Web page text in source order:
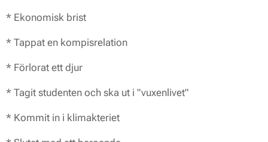
* Ekonomisk brist
* Tappat en kompisrelation
* Förlorat ett djur
* Tagit studenten och ska ut i "vuxenlivet"
* Kommit in i klimakteriet